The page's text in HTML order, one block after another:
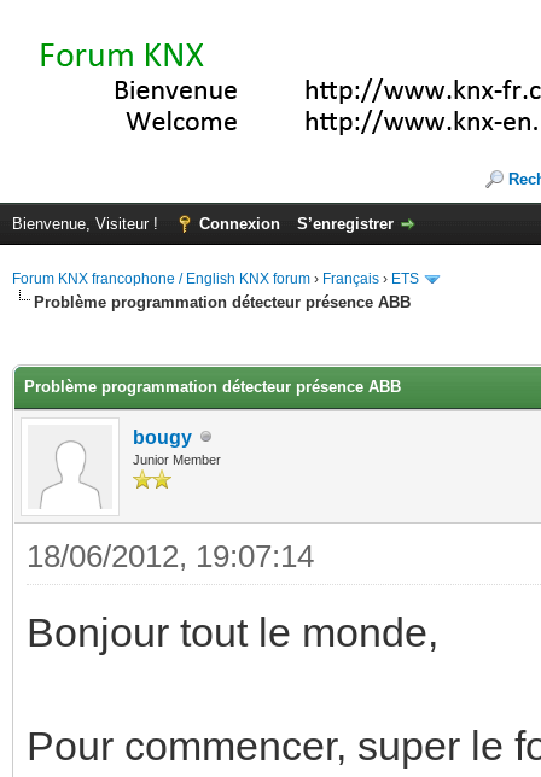
Bienvenue, Visiteur ! Connexion S’enregistrer
Forum KNX francophone / English KNX forum › Français › ETS
Problème programmation détecteur présence ABB
Problème programmation détecteur présence ABB
bougy
Junior Member
18/06/2012, 19:07:14
Bonjour tout le monde,
Pour commencer, super le